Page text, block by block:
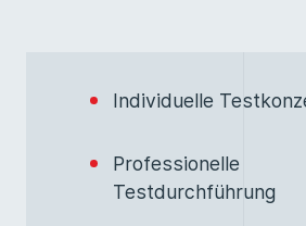
Individuelle
Professionelle
Testdurchführung